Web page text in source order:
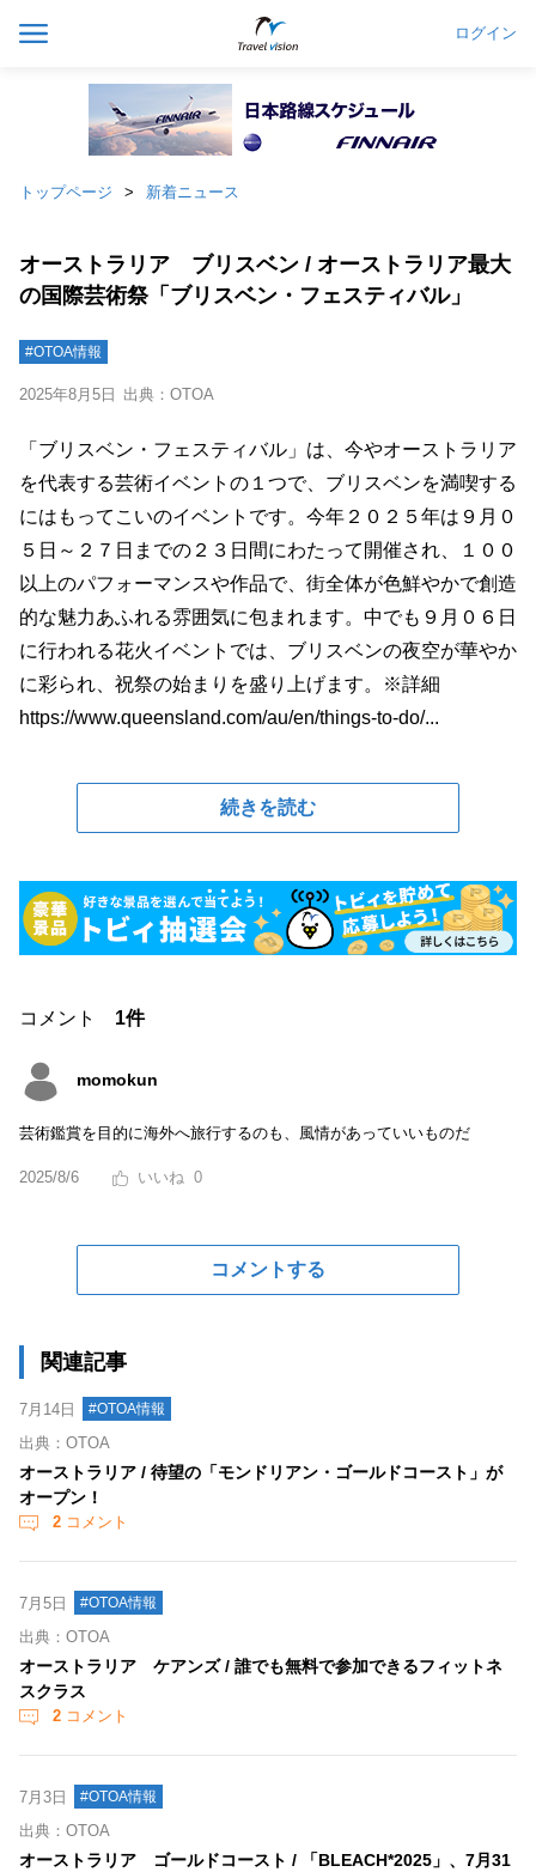
ログイン
トップページ 新着ニュース
オーストラリア ブリスベン / オーストラリア最大
の国際芸術祭「ブリスベン・フェスティバル」
#OTOA情報
2025年8月5日 出典：OTOA
「ブリスベン・フェスティバル」は、今やオーストラリア
を代表する芸術イベントの１つで、ブリスベンを満喫する
にはもってこいのイベントです。今年２０２５年は９月０
５日～２７日までの２３日間にわたって開催され、１００
以上のパフォーマンスや作品で、街全体が色鮮やかで創造
的な魅力あふれる雰囲気に包まれます。中でも９月０６日
に行われる花火イベントでは、ブリスベンの夜空が華やか
に彩られ、祝祭の始まりを盛り上げます。※詳細
https://www.queensland.com/au/en/things-to-do/...
続きを読む
コメント 1件
momokun
芸術鑑賞を目的に海外へ旅行するのも、風情があっていいものだ
2025/8/6 0
コメントする
関連記事
7月14日 #OTOA情報
出典：OTOA
オーストラリア / 待望の「モンドリアン・ゴールドコースト」が
オープン！
2 コメント
7月5日 #OTOA情報
出典：OTOA
オーストラリア ケアンズ / 誰でも無料で参加できるフィットネ
スクラス
2 コメント
7月3日 #OTOA情報
出典：OTOA
オーストラリア ゴールドコースト / 「BLEACH*2025」、7月31